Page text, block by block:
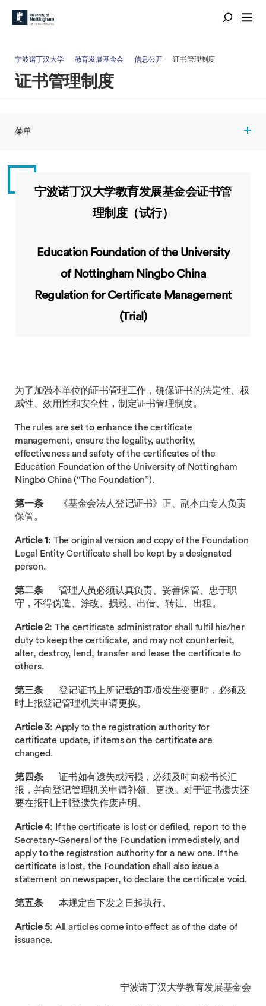
宁波诺丁汉大学 教育发展基金会 信息公开 证书管理制度
证书管理制度
菜单
宁波诺丁汉大学教育发展基金会证书管
理制度（试行）
Education Foundation of the University
of Nottingham Ningbo China
Regulation for Certificate Management
(Trial)
为了加强本单位的证书管理工作，确保证书的法定性、权
威性、效用性和安全性，制定证书管理制度。
The rules are set to enhance the certificate
management, ensure the legality, authority,
effectiveness and safety of the certificates of the
Education Foundation of the University of Nottingham
Ningbo China (“The Foundation”).
第一条
《基金会法人登记证书》正、副本由专人负责
保管。
Article 1: The original version and copy of the Foundation
Legal Entity Certificate shall be kept by a designated
person.
第二条 管理人员必须认真负责、妥善保管、忠于职
守，不得伪造、涂改、损毁、出借、转让、出租。
Article 2: The certificate administrator shall fulfil his/her
duty to keep the certificate, and may not counterfeit,
alter, destroy, lend, transfer and lease the certificate to
others.
第三条 登记证书上所记载的事项发生变更时，必须及
时上报登记管理机关申请更换。
Article 3: Apply to the registration authority for
certificate update, if items on the certificate are
changed.
第四条 证书如有遗失或污损，必须及时向秘书长汇
报，并向登记管理机关申请补领、更换。对于证书遗失还
要在报刊上刊登遗失作废声明。
Article 4: If the certificate is lost or defiled, report to the
Secretary-General of the Foundation immediately, and
apply to the registration authority for a new one. If the
certificate is lost, the Foundation shall also issue a
statement on newspaper, to declare the certificate void.
第五条 本规定自下发之日起执行。
Article 5: All articles come into effect as of the date of
issuance.
宁波诺丁汉大学教育发展基金会